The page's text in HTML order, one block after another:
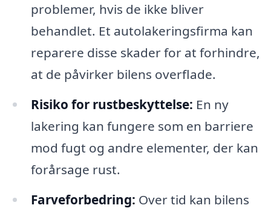
problemer, hvis de ikke bliver
behandlet. Et autolakeringsfirma kan
reparere disse skader for at forhindre,
at de påvirker bilens overflade.
Risiko for rustbeskyttelse: En ny
lakering kan fungere som en barriere
mod fugt og andre elementer, der kan
forårsage rust.
Farveforbedring: Over tid kan bilens